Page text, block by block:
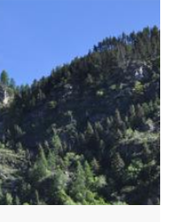
Chasse au milieu des